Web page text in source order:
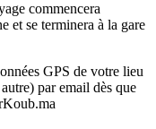
commencera
et se terminera à la gare
GPS de votre lieu
par email dès que